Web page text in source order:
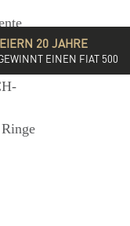
20 JAHRE
EINEN FIAT 500